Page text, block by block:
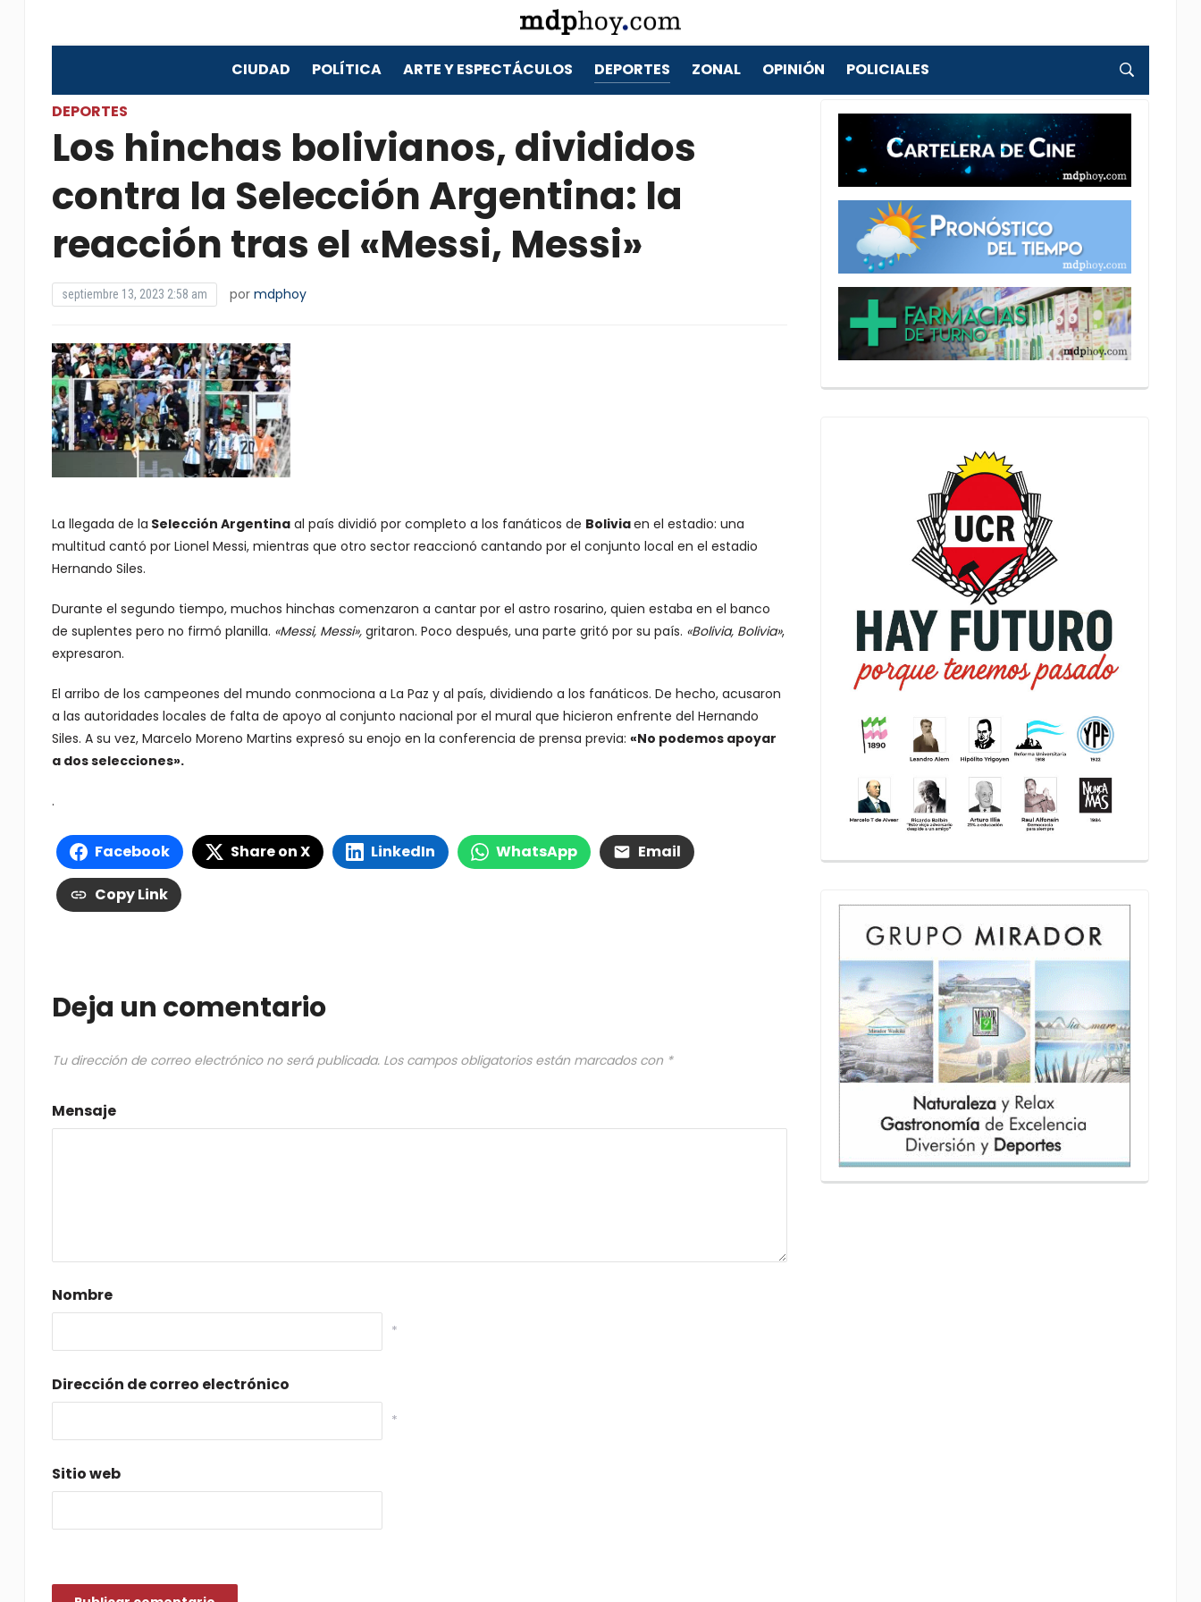
CIUDAD POLÍTICA ARTE Y ESPECTÁCULOS DEPORTES ZONAL OPINIÓN POLICIALES
DEPORTES
Los hinchas bolivianos, divididos
contra la Selección Argentina: la
reacción tras el «Messi, Messi»
septiembre 13, 2023 2:58 am por mdphoy
La llegada de la Selección Argentinaal país dividió por completo a los fanáticos de Boliviaen el estadio: una
multitud cantó por Lionel Messi, mientras que otro sector reaccionó cantando por el conjunto local en el estadio
Hernando Siles.
Durante el segundo tiempo, muchos hinchas comenzaron a cantar por el astro rosarino, quien estaba en el banco
de suplentes pero no firmó planilla. «Messi, Messi»,gritaron. Poco después, una parte gritó por su país. «Bolivia, Bolivia»,
expresaron.
El arribo de los campeones del mundo conmociona a La Paz y al país, dividiendo a los fanáticos. De hecho, acusaron
a las autoridades locales de falta de apoyo al conjunto nacional por el mural que hicieron enfrente del Hernando
Siles. A su vez, Marcelo Moreno Martins expresó su enojo en la conferencia de prensa previa: «No podemos apoyar
a dos selecciones».
.
Facebook Share on X LinkedIn WhatsApp Email
Copy Link
Deja un comentario
Tu dirección de correo electrónico no será publicada. Los campos obligatorios están marcados con *
Mensaje
Nombre
*
Dirección de correo electrónico
*
Sitio web